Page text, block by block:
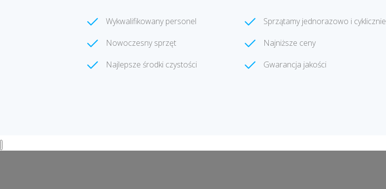
Wykwalifikowany personel
Nowoczesny sprzęt
Najlepsze środki czystości
Sprzątamy jednorazowo i cyklicznie
Najniższe ceny
Gwarancja jakości